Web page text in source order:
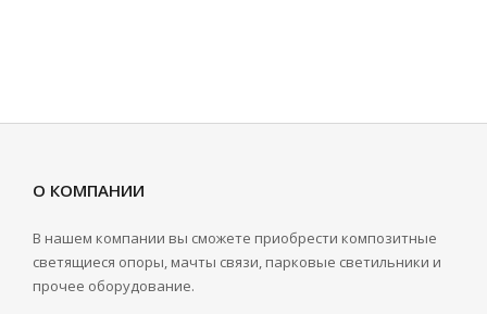
О КОМПАНИИ
В нашем компании вы сможете приобрести композитные
светящиеся опоры, мачты связи, парковые светильники и
прочее оборудование.